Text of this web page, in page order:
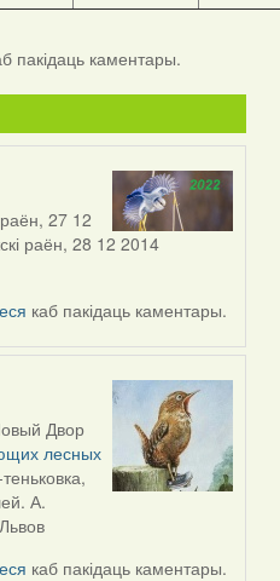
пакідаць каментары.
27 12
раён, 28 12 2014
каб пакідаць каментары.
Двор
лесных
А.
каб пакідаць каментары.